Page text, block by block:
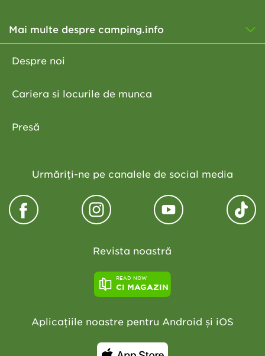
Mai multe despre camping.info
Despre noi
Cariera si locurile de munca
Presă
Urmăriți-ne pe canalele de social media
Revista noastră
READ NOW
CI MAGAZIN
Aplicațiile noastre pentru Android și iOS